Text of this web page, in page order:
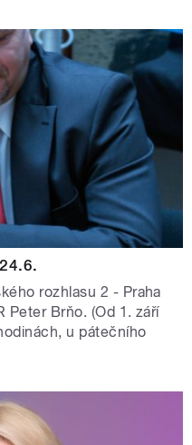
rozhlasu 2 - Praha
Peter Brňo. (Od 1. září
u pátečního